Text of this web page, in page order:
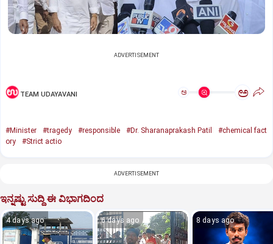
ADVERTISEMENT
TEAM UDAYAVANI ಅ ಅ
#Minister #tragedy #responsible #Dr. Sharanaprakash Patil
#chemical fact
ory
#Strict actio
ADVERTISEMENT
ಇನ್ನಷ್ಟು ಸುದ್ದಿ ಈ ವಿಭಾಗದಿಂದ
4 days ago 6 days ago 8 days ago